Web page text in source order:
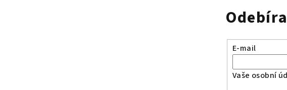
E-mail
Vaše osobní